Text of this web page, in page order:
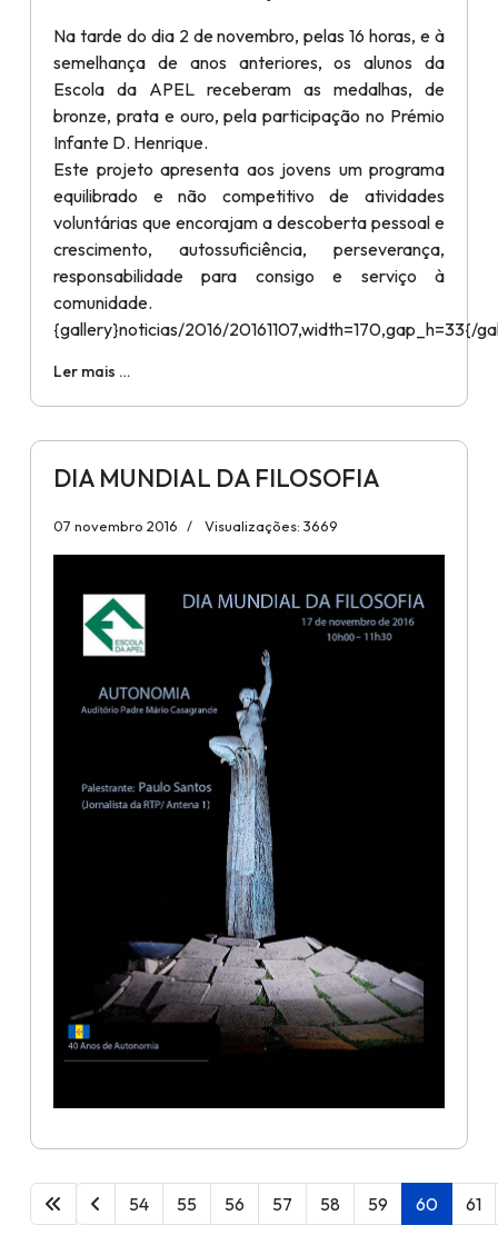
Na tarde do dia 2 de novembro, pelas 16 horas, e à
semelhança de anos anteriores, os alunos da
Escola da APEL receberam as medalhas, de
bronze, prata e ouro, pela participação no Prémio
Infante D. Henrique.
Este projeto apresenta aos jovens um programa
equilibrado e não competitivo de atividades
voluntárias que encorajam a descoberta pessoal e
crescimento, autossuficiência, perseverança,
responsabilidade para consigo e serviço à
comunidade.
{gallery}noticias/2016/20161107,width=170,gap_h=33{/
Ler mais …
DIA MUNDIAL DA FILOSOFIA
07 novembro 2016 Visualizações: 3669
54 55 56 57 58 59 60 61